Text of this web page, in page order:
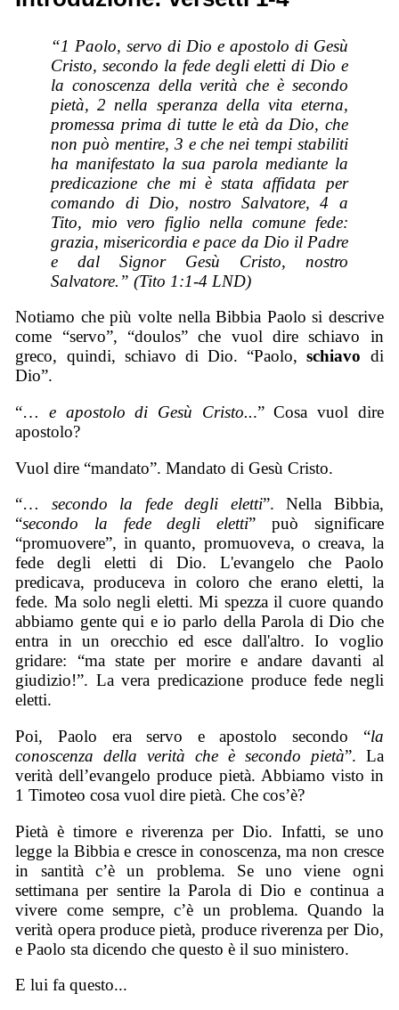
“1 Paolo, servo di Dio e apostolo di Gesù
Cristo, secondo la fede degli eletti di Dio e
la conoscenza della verità che è secondo
pietà, 2 nella speranza della vita eterna,
promessa prima di tutte le età da Dio, che
non può mentire, 3 e che nei tempi stabiliti
ha manifestato la sua parola mediante la
predicazione che mi è stata affidata per
comando di Dio, nostro Salvatore, 4 a
Tito, mio vero figlio nella comune fede:
grazia, misericordia e pace da Dio il Padre
e dal Signor Gesù Cristo, nostro
Salvatore.” (Tito 1:1-4 LND)
Notiamo che più volte nella Bibbia Paolo si descrive
come “servo”, “doulos” che vuol dire schiavo in
greco, quindi, schiavo di Dio. “Paolo,schiavo di
Dio”.
“… e apostolo di Gesù Cristo...” Cosa vuol dire
apostolo?
Vuol dire “mandato”. Mandato di Gesù Cristo.
“… secondo la fede degli eletti”. Nella Bibbia,
“secondo la fede degli eletti” può significare
“promuovere”, in quanto, promuoveva, o creava, la
fede degli eletti di Dio. L'evangelo che Paolo
predicava, produceva in coloro che erano eletti, la
fede. Ma solo negli eletti. Mi spezza il cuore quando
abbiamo gente qui e io parlo della Parola di Dio che
entra in un orecchio ed esce dall'altro. Io voglio
gridare: “ma state per morire e andare davanti al
giudizio!”. La vera predicazione produce fede negli
eletti.
Poi, Paolo era servo e apostolo secondo “la
conoscenza della verità che è secondo pietà”. La
verità dell’evangelo produce pietà. Abbiamo visto in
1 Timoteo cosa vuol dire pietà. Che cos’è?
Pietà è timore e riverenza per Dio. Infatti, se uno
legge la Bibbia e cresce in conoscenza, ma non cresce
in santità c’è un problema. Se uno viene ogni
settimana per sentire la Parola di Dio e continua a
vivere come sempre, c’è un problema. Quando la
verità opera produce pietà, produce riverenza per Dio,
e Paolo sta dicendo che questo è il suo ministero.
E lui fa questo...